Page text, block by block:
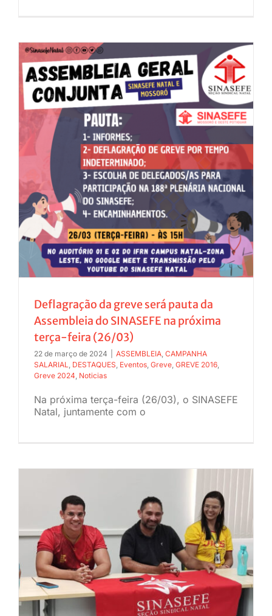
Deflagração da greve será pauta da
Assembleia do SINASEFE na próxima
terça-feira (26/03)
22 de março de 2024 ASSEMBLEIA CAMPANHA
SALARIAL
DESTAQUES Eventos Greve GREVE 2016
Greve 2024 Noticias
Na próxima terça-feira (26/03), o SINASEFE
Natal, juntamente com o